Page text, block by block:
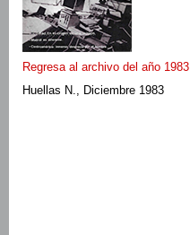
Regresa al archivo del año 1983
Huellas N., Diciembre 1983